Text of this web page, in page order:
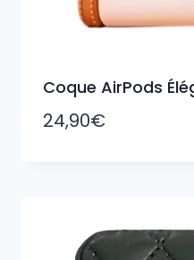
Coque AirPods
24,90€